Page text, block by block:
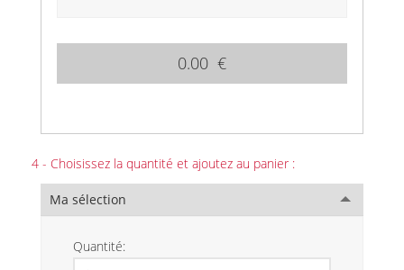
0.00 €
4 - Choisissez la quantité et ajoutez au panier :
Ma sélection
Quantité: